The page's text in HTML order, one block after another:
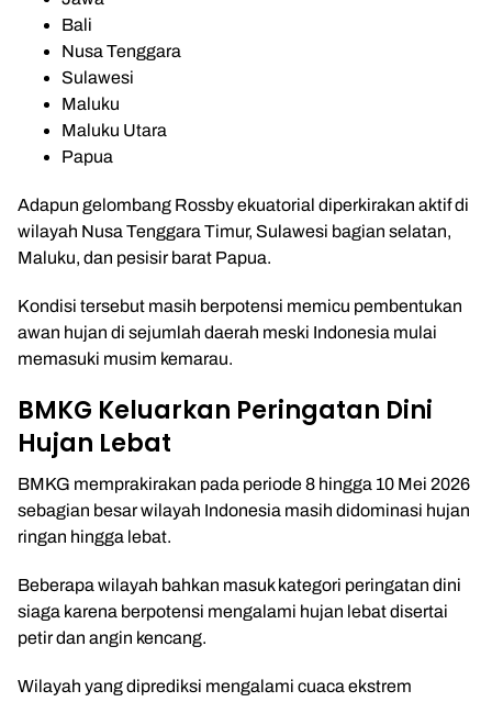
Bali
Nusa Tenggara
Sulawesi
Maluku
Maluku Utara
Papua
Adapun gelombang Rossby ekuatorial diperkirakan aktif di
wilayah Nusa Tenggara Timur, Sulawesi bagian selatan,
Maluku, dan pesisir barat Papua.
Kondisi tersebut masih berpotensi memicu pembentukan
awan hujan di sejumlah daerah meski Indonesia mulai
memasuki musim kemarau.
BMKG Keluarkan Peringatan Dini
Hujan Lebat
BMKG memprakirakan pada periode 8 hingga 10 Mei 2026
sebagian besar wilayah Indonesia masih didominasi hujan
ringan hingga lebat.
Beberapa wilayah bahkan masuk kategori peringatan dini
siaga karena berpotensi mengalami hujan lebat disertai
petir dan angin kencang.
Wilayah yang diprediksi mengalami cuaca ekstrem